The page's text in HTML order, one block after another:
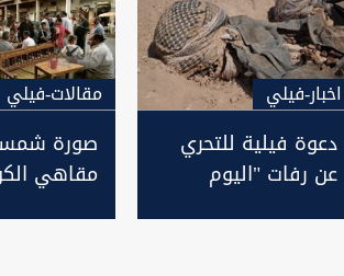
اخبار-فيلي
دعوة فيلية للتحري
عن رفات "اليوم
مقالات-فيلي
صورة
مقاهي